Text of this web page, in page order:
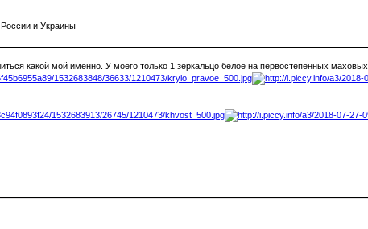
и Украины
какой мой именно. У моего только 1 зеркальцо белое на первостепенных маховых.